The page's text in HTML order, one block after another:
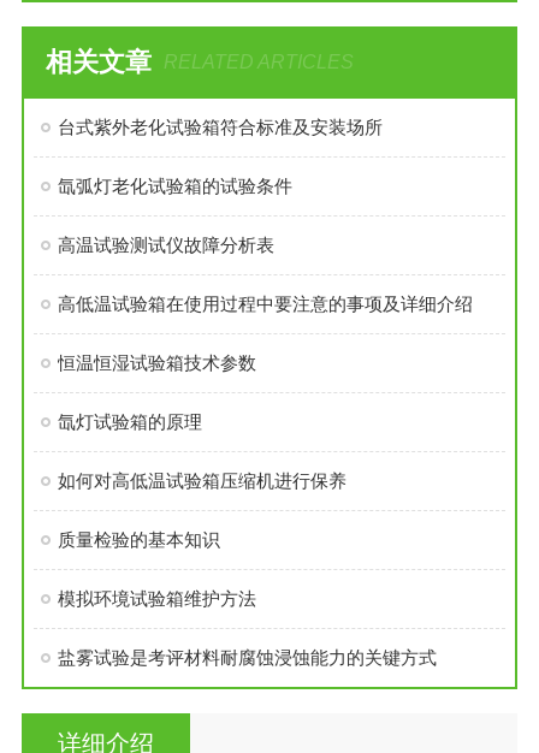
相关文章 RELATED ARTICLES
台式紫外老化试验箱符合标准及安装场所
氙弧灯老化试验箱的试验条件
高温试验测试仪故障分析表
高低温试验箱在使用过程中要注意的事项及详细介绍
恒温恒湿试验箱技术参数
氙灯试验箱的原理
如何对高低温试验箱压缩机进行保养
质量检验的基本知识
模拟环境试验箱维护方法
盐雾试验是考评材料耐腐蚀浸蚀能力的关键方式
详细介绍